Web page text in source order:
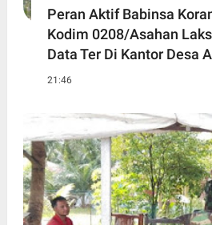
Peran Aktif Babinsa
Kodim 0208/Asahan
Data Ter Di Kantor Desa
21:46